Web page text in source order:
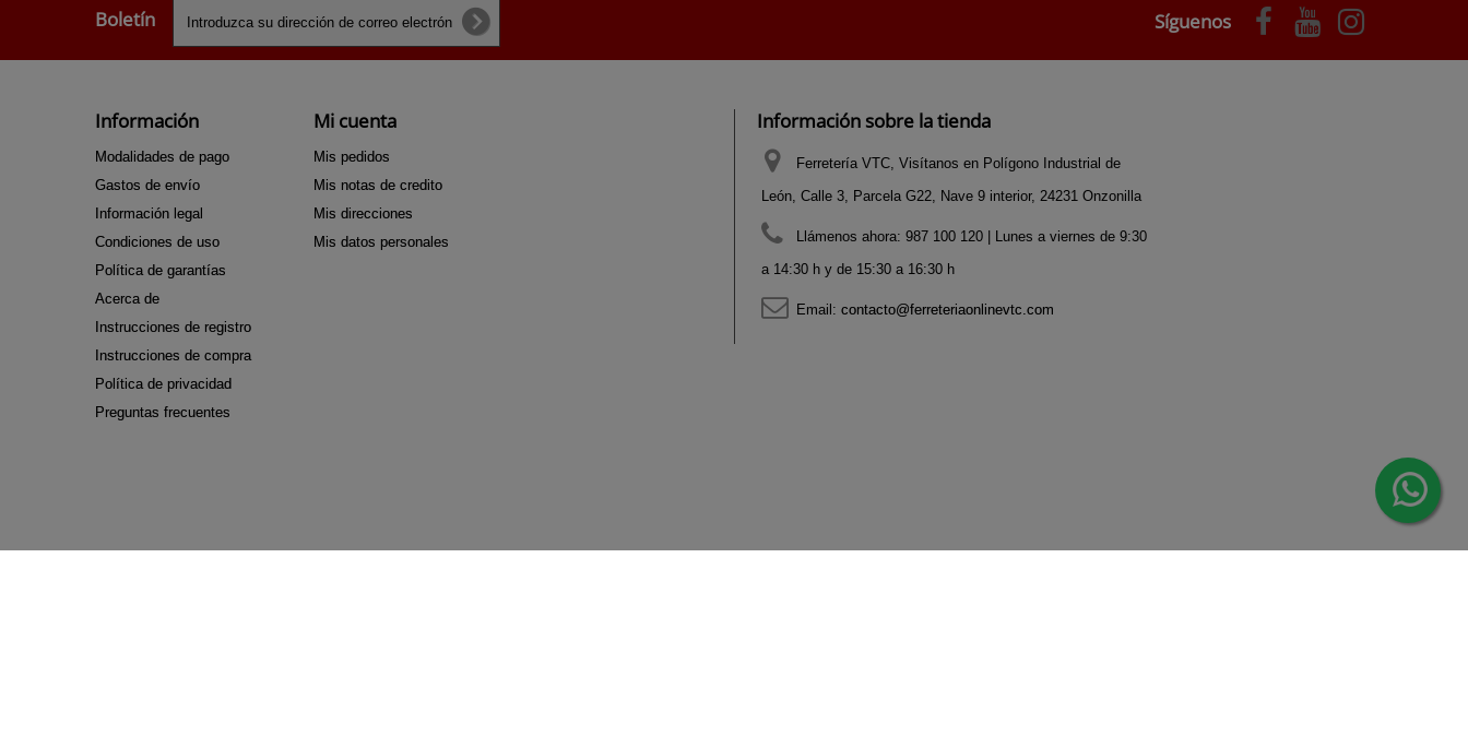
Boletín Síguenos
Información
Modalidades de pago
Gastos de envío
Información legal
Condiciones de uso
Política de garantías
Acerca de
Instrucciones de registro
Instrucciones de compra
Política de privacidad
Preguntas frecuentes
Mi cuenta
Mis pedidos
Mis notas de credito
Mis direcciones
Mis datos personales
Información sobre la tienda
Ferretería VTC, Visítanos en Polígono Industrial de
León, Calle 3, Parcela G22, Nave 9 interior, 24231 Onzonilla
Llámenos ahora: 987 100 120 | Lunes a viernes de 9:30
a 14:30 h y de 15:30 a 16:30 h
Email: contacto@ferreteriaonlinevtc.com